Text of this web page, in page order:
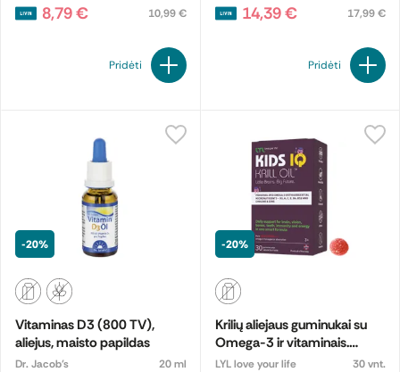
8,79 € 10,99 €
Pridėti
14,39 € 17,99 €
Pridėti
-20%
Vitaminas D3 (800 TV),
aliejus, maisto papildas
Dr. Jacob's 20 ml
-20%
Krilių aliejaus guminukai su
Omega-3 ir vitaminais.
Maisto papildas
LYL love your life
30 vnt.